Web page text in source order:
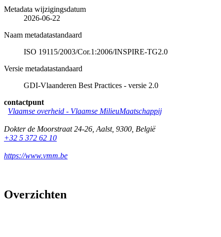
Metadata wijzigingsdatum
2026-06-22
Naam metadatastandaard
ISO 19115/2003/Cor.1:2006/INSPIRE-TG2.0
Versie metadatastandaard
GDI-Vlaanderen Best Practices - versie 2.0
contactpunt
Vlaamse overheid - Vlaamse MilieuMaatschappij
Dokter de Moorstraat 24-26 Aalst, 9300 België
+32 5 372 62 10
https://www.vmm.be
Overzichten